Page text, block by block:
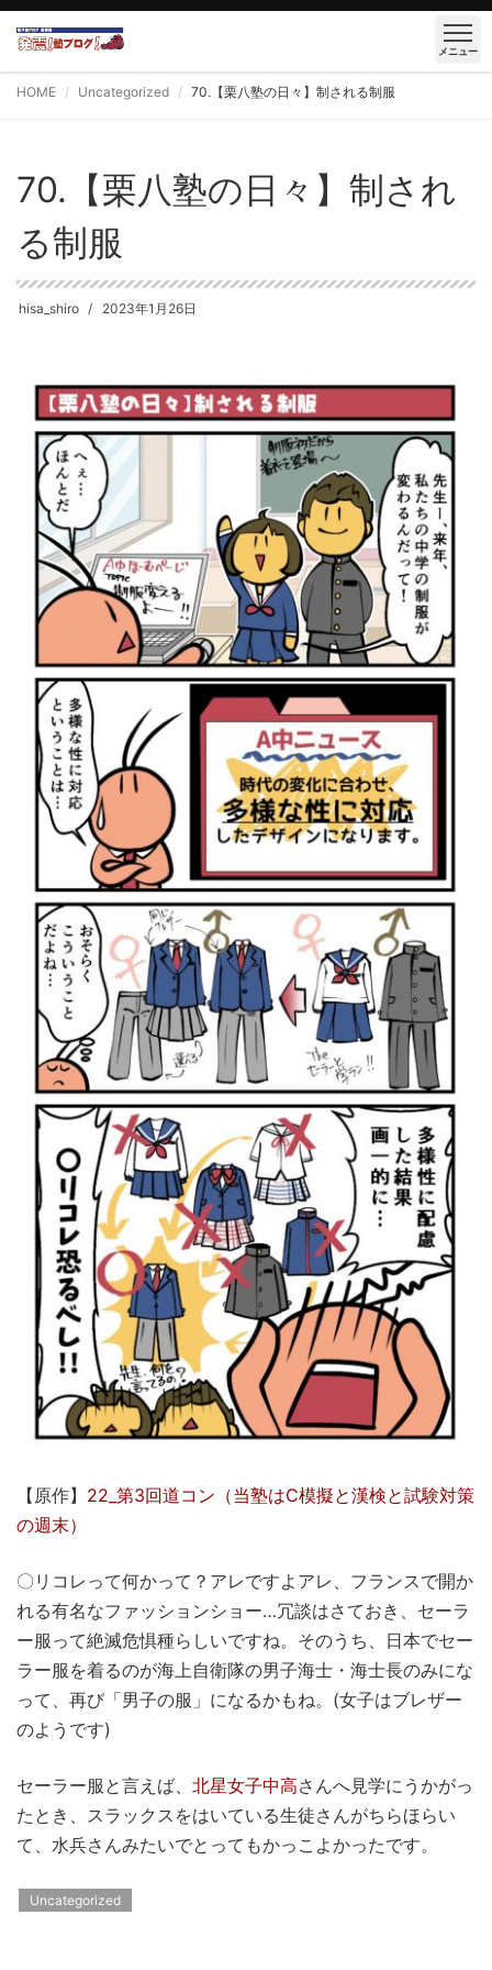
メニュー
HOME Uncategorized 70.【栗八塾の日々】制される制服
70.【栗八塾の日々】制され
る制服
hisa_shiro 2023年1月26日
【原作】 22_第3回道コン（当塾はC模擬と漢検と試験対策
の週末）
〇リコレって何かって？アレですよアレ、フランスで開か
れる有名なファッションショー…冗談はさておき、セーラ
ー服って絶滅危惧種らしいですね。そのうち、日本でセー
ラー服を着るのが海上自衛隊の男子海士・海士長のみにな
って、再び「男子の服」になるかもね。(女子はブレザー
のようです)
セーラー服と言えば、 北星女子中高さんへ見学にうかがっ
たとき、スラックスをはいている生徒さんがちらほらい
て、水兵さんみたいでとってもかっこよかったです。
Uncategorized